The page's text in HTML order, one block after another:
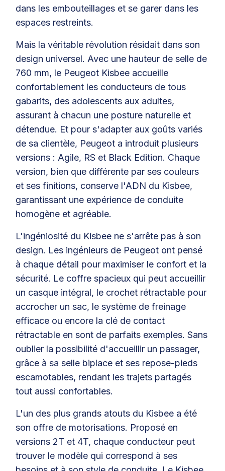
dans les embouteillages et se garer dans les
espaces restreints.
Mais la véritable révolution résidait dans son
design universel. Avec une hauteur de selle de
760 mm, le Peugeot Kisbee accueille
confortablement les conducteurs de tous
gabarits, des adolescents aux adultes,
assurant à chacun une posture naturelle et
détendue. Et pour s'adapter aux goûts variés
de sa clientèle, Peugeot a introduit plusieurs
versions : Agile, RS et Black Edition. Chaque
version, bien que différente par ses couleurs
et ses finitions, conserve l'ADN du Kisbee,
garantissant une expérience de conduite
homogène et agréable.
L'ingéniosité du Kisbee ne s'arrête pas à son
design. Les ingénieurs de Peugeot ont pensé
à chaque détail pour maximiser le confort et la
sécurité. Le coffre spacieux qui peut accueillir
un casque intégral, le crochet rétractable pour
accrocher un sac, le système de freinage
efficace ou encore la clé de contact
rétractable en sont de parfaits exemples. Sans
oublier la possibilité d'accueillir un passager,
grâce à sa selle biplace et ses repose-pieds
escamotables, rendant les trajets partagés
tout aussi confortables.
L'un des plus grands atouts du Kisbee a été
son offre de motorisations. Proposé en
versions 2T et 4T, chaque conducteur peut
trouver le modèle qui correspond à ses